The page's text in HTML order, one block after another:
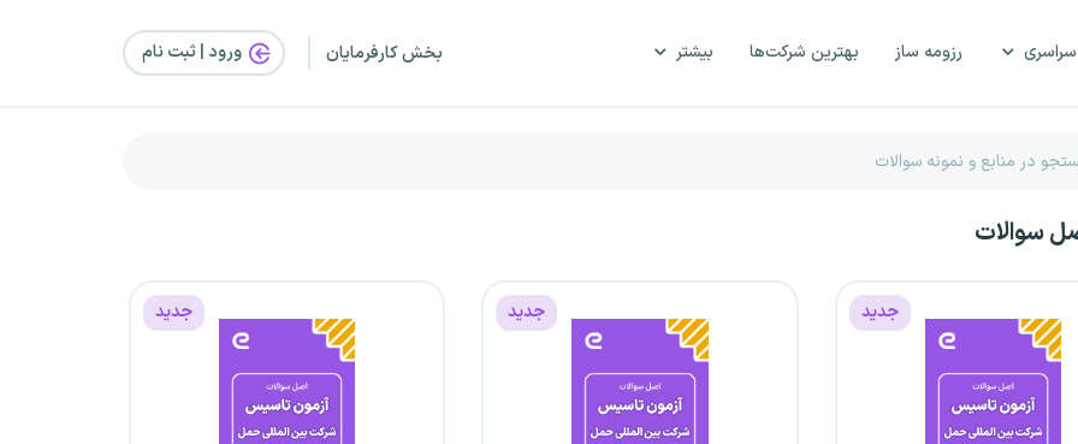
رزومه ساز بهترین شرکت‌ها بیشتر بخش کارفرمایان ورود | ثبت‌ نام
سوالات
جدید جدید جدید